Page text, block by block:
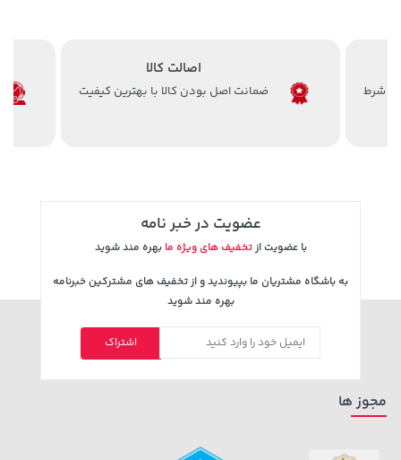
خرید 42,179,000 تومان
اصالت کالا
ضمانت اصل بودن کالا با بهترین کیفیت
عضویت در خبر نامه
با عضویت ازتخفیف های ویژه ما بهره مند شوید
به باشگاه مشتریان ما بپیوندید و از تخفیف های مشترکین خبرنامه
بهره مند شوید
اشتراک
مجوز ها